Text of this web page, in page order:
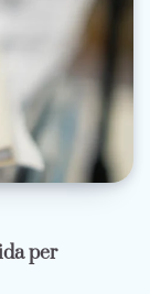
per